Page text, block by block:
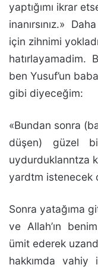
yaptığımı ikrar
inanırsınız.»
için zihnimi
hatırlayamadim.
ben Yusuf’un
gibi diyeceğim:
«Bundan sonra
düşen) güzel
uydurduklanntza
yardtm istenecek
Sonra yatağıma
ve Allah’ın
ümit ederek
hakkım­da vahiy